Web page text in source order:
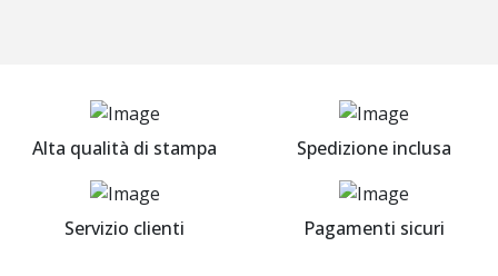
Alta qualità di stampa Spedizione inclusa
Servizio clienti Pagamenti sicuri